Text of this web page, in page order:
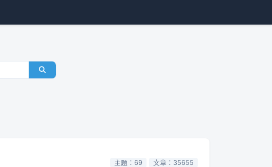
主題：69 文章：35655